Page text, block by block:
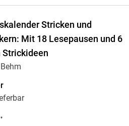
Stricken und
Mit 18 Lesepausen und 6
Strickideen
*